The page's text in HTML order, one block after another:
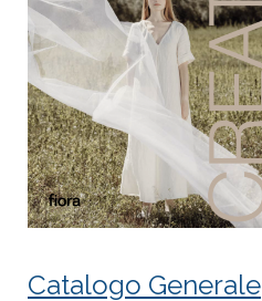
Catalogo Generale